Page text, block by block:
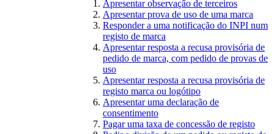
Apresentar observação de terceiros
Apresentar prova de uso de uma marca
Responder a uma notificação do INPI num
registo de marca
Apresentar resposta a recusa provisória de
pedido de marca, com pedido de provas de
uso
Apresentar resposta a recusa provisória de
registo marca ou logótipo
Apresentar uma declaração de
consentimento
Pagar uma taxa de concessão de registo